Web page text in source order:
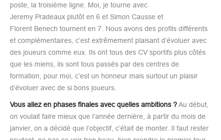
poste, la troisième ligne. Moi, je tourne avec
Jeremy Pradeaux plutôt en 6 et Simon Causse et
Florent Benech tournent en 7. Nous avons des profils différents
et complémentaires, c’est extrêmement plaisant d’évoluer avec
des joueurs comme eux. Ils ont tous des CV sportifs plus côtés
que les miens, ils sont tous passés par des centres de
formation, pour moi, c’est un honneur mais surtout un plaisir
d’évoluer avec de si bons joueurs.
Vous allez en phases finales avec quelles ambitions ?Au début,
on voulait faire mieux que l’année dernière, à partir du mois de
janvier, on a décidé que l’objectif, c’était de monter. Il faut rester